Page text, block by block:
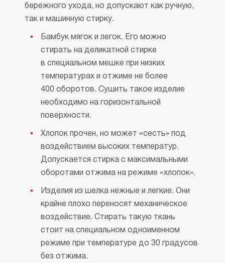
бережного ухода, но допускают как ручную,
так и машинную стирку.
Бамбук мягок и легок. Его можно
стирать на деликатной стирке
в специальном мешке при низких
температурах и отжиме не более
400 оборотов. Сушить такое изделие
необходимо на горизонтальной
поверхности.
Хлопок прочен, но может «сесть» под
воздействием высоких температур.
Допускается стирка с максимальными
оборотами отжима на режиме «хлопок».
Изделия из шелка нежные и легкие. Они
крайне плохо переносят механическое
воздействие. Стирать такую ткань
стоит на специальном одноименном
режиме при температуре до 30 градусов
без отжима.